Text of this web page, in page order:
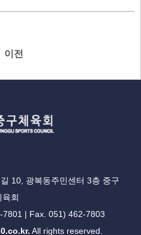
이전
10, 광복동주민센터 3층 중구
육회
| Fax. 051) 462-7803
All rights reserved.